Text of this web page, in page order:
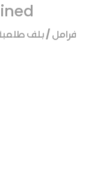
فرامل / بلف